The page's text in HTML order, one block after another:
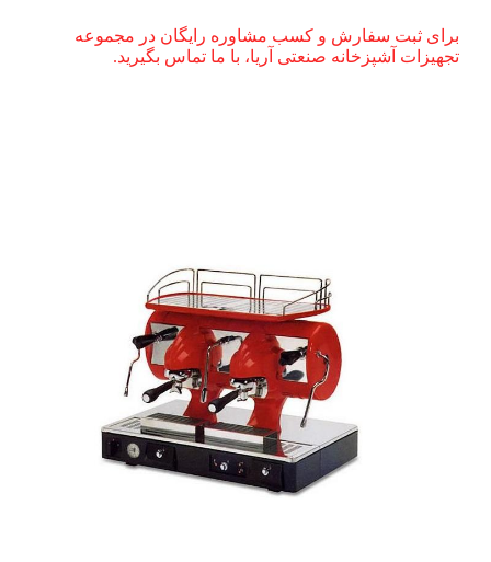
برای ثبت سفارش و کسب مشاوره رایگان در مجموعه
تجهیزات آشپزخانه صنعتی آریا، با ما تماس بگیرید.